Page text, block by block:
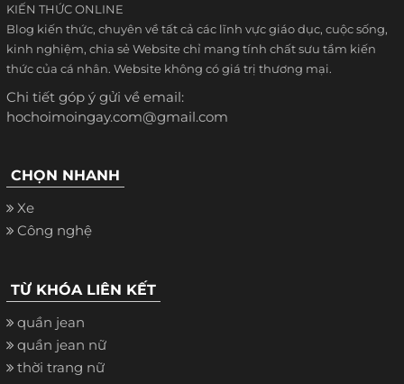
KIẾN THỨC ONLINE
Blog kiến thức, chuyên về tất cả các lĩnh vực giáo dục, cuộc sống,
kinh nghiệm, chia sẻ Website chỉ mang tính chất sưu tầm kiến
thức của cá nhân. Website không có giá trị thương mại.
Chi tiết góp ý gửi về email:
hochoimoingay.com@gmail.com
CHỌN NHANH
Xe
Công nghệ
TỪ KHÓA LIÊN KẾT
quần jean
quần jean nữ
thời trang nữ